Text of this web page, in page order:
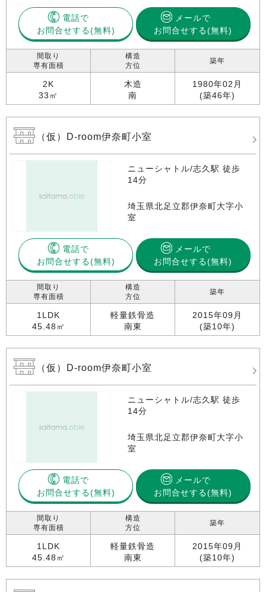
電話で
お問合せする
メールで
お問合せする(無料)
間取り
専有面積
2K
33㎡
構造
方位
木造
南
築年
1980年02月
(築46年)
（仮）D-room伊奈町小室
ニューシャトル/志久駅 徒歩
14分
埼玉県北足立郡伊奈町大字小
室
電話で
お問合せする
メールで
お問合せする(無料)
間取り
専有面積
1LDK
45.48㎡
構造
方位
軽量鉄骨造
南東
築年
2015年09月
(築10年)
（仮）D-room伊奈町小室
ニューシャトル/志久駅 徒歩
14分
埼玉県北足立郡伊奈町大字小
室
電話で
お問合せする
メールで
お問合せする(無料)
間取り
専有面積
1LDK
45.48㎡
構造
方位
軽量鉄骨造
南東
築年
2015年09月
(築10年)